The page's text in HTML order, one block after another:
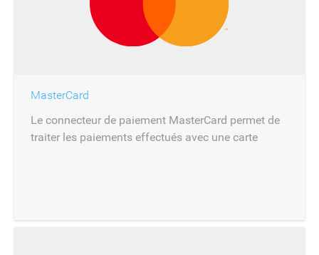
MasterCard
Le connecteur de paiement MasterCard permet de
traiter les paiements effectués avec une carte